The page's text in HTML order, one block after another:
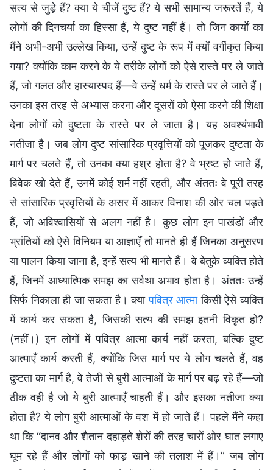
सत्य से जुड़े हैं? क्या ये चीजें दुष्ट हैं? ये सभी सामान्य जरूरतें हैं, ये
लोगों की दिनचर्या का हिस्सा हैं, ये दुष्ट नहीं हैं। तो जिन कार्यों का
मैंने अभी-अभी उल्लेख किया, उन्हें दुष्ट के रूप में क्यों वर्गीकृत किया
गया? क्योंकि काम करने के ये तरीके लोगों को ऐसे रास्ते पर ले जाते
हैं, जो गलत और हास्यास्पद हैं—वे उन्हें धर्म के रास्ते पर ले जाते हैं।
उनका इस तरह से अभ्यास करना और दूसरों को ऐसा करने की शिक्षा
देना लोगों को दुष्टता के रास्ते पर ले जाता है। यह अवश्यंभावी
नतीजा है। जब लोग दुष्ट सांसारिक प्रवृत्तियों को पूजकर दुष्टता के
मार्ग पर चलते हैं, तो उनका क्या हश्र होता है? वे भ्रष्ट हो जाते हैं,
विवेक खो देते हैं, उनमें कोई शर्म नहीं रहती, और अंततः वे पूरी तरह
से सांसारिक प्रवृत्तियों के असर में आकर विनाश की ओर चल पड़ते
हैं, जो अविश्वासियों से अलग नहीं है। कुछ लोग इन पाखंडों और
भ्रांतियों को ऐसे विनियम या आज्ञाएँ तो मानते ही हैं जिनका अनुसरण
या पालन किया जाना है, इन्हें सत्य भी मानते हैं। वे बेतुके व्यक्ति होते
हैं, जिनमें आध्यात्मिक समझ का सर्वथा अभाव होता है। अंततः उन्हें
सिर्फ निकाला ही जा सकता है। क्यापवित्र आत्माकिसी ऐसे व्यक्ति
में कार्य कर सकता है, जिसकी सत्य की समझ इतनी विकृत हो?
(नहीं।) इन लोगों में पवित्र आत्मा कार्य नहीं करता, बल्कि दुष्ट
आत्माएँ कार्य करती हैं, क्योंकि जिस मार्ग पर ये लोग चलते हैं, वह
दुष्टता का मार्ग है, वे तेजी से बुरी आत्माओं के मार्ग पर बढ़ रहे हैं—जो
ठीक वही है जो ये बुरी आत्माएँ चाहती हैं। और इसका नतीजा क्या
होता है? ये लोग बुरी आत्माओं के वश में हो जाते हैं। पहले मैंने कहा
था कि “दानव और शैतान दहाड़ते शेरों की तरह चारों ओर घात लगाए
घूम रहे हैं और लोगों को फाड़ खाने की तलाश में हैं।” जब लोग